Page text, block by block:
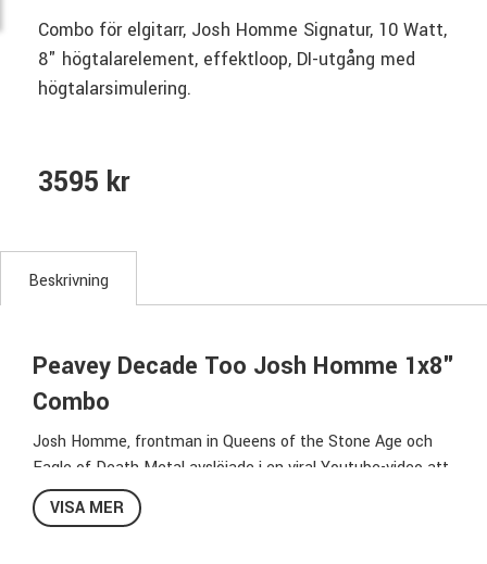
Combo för elgitarr, Josh Homme Signatur, 10 Watt,
8" högtalarelement, effektloop, DI-utgång med
högtalarsimulering.
3595 kr
Beskrivning
Peavey Decade Too Josh Homme 1x8"
Combo
Josh Homme, frontman in Queens of the Stone Age och
Eagle of Death Metal avslöjade i en viral Youtube-video att
hemligheten bakom hans unika sound inte var någon riktig
hemlighet utan helt enkelt en Peavey Decade Combo.
VISA MER